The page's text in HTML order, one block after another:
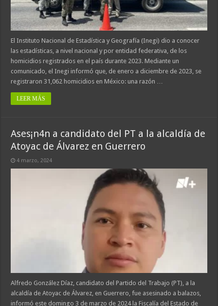
El Instituto Nacional de Estadística y Geografía (Inegi) dio a conocer
las estadísticas, a nivel nacional y por entidad federativa, de los
homicidios registrados en el país durante 2023. ‌Mediante un
comunicado, el Inegi informó que, de enero a diciembre de 2023, se
registraron 31,062 homicidios en México: una razón …
LEER MÁS
Ases¡n4n a candidato del PT a la alcaldía de
Atoyac de Álvarez en Guerrero
4 marzo, 2024
Alfredo González Díaz, candidato del Partido del Trabajo (PT), a la
alcaldía de Atoyac de Álvarez, en Guerrero, fue asesinado a balazos,
informó este domingo 3 de marzo de 2024 la Fiscalía del Estado de